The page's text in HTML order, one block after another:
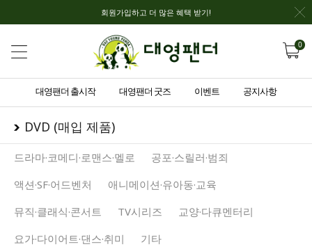
회원가입하고 더 많은 혜택 받기!
0
대영팬더 출시작 대영팬더 굿즈 이벤트 공지사항
DVD (매입 제품)
드라마·코메디·로맨스·멜로
공포·스릴러·범죄
액션·SF·어드벤처
애니메이션·유아동·교육
뮤직·클래식·콘서트
TV시리즈
교양·다큐멘터리
요가·다이어트·댄스·취미
기타